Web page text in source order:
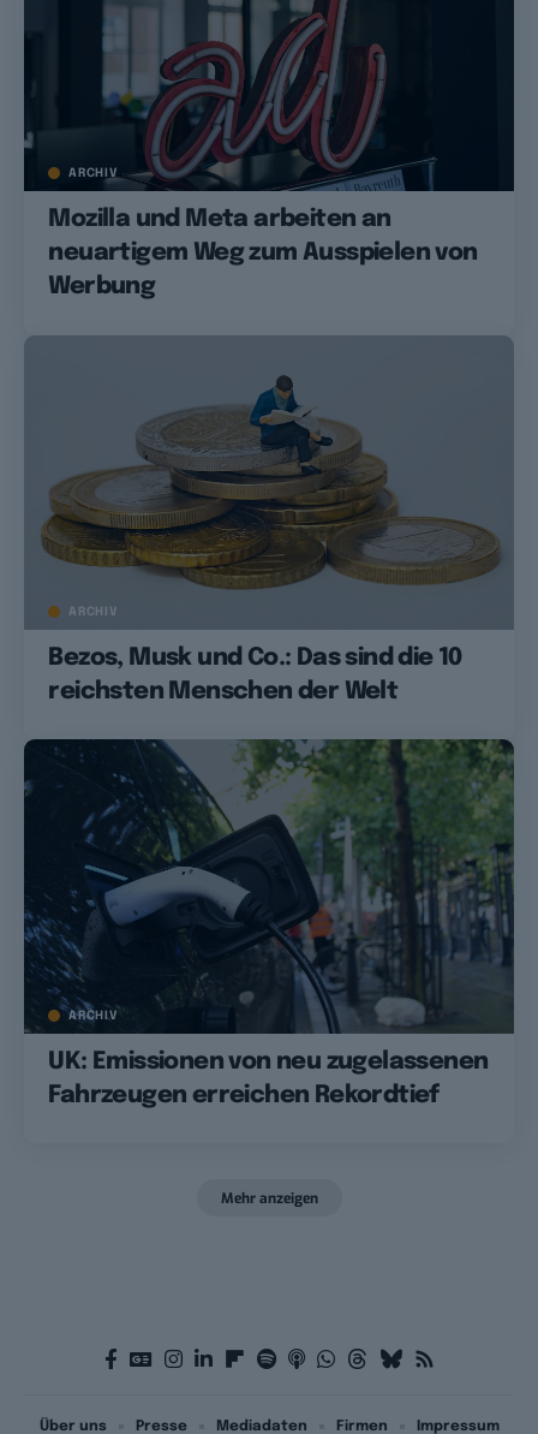
ARCHIV
Mozilla und Meta arbeiten an
neuartigem Weg zum Ausspielen von
Werbung
ARCHIV
Bezos, Musk und Co.: Das sind die 10
reichsten Menschen der Welt
ARCHIV
UK: Emissionen von neu zugelassenen
Fahrzeugen erreichen Rekordtief
Mehr anzeigen
Über uns Presse Mediadaten Firmen Impressum